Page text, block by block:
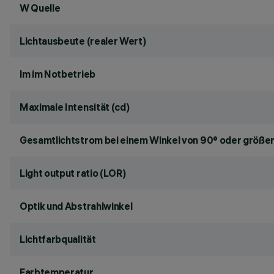
W Quelle
Lichtausbeute (realer Wert)
lm im Notbetrieb
Maximale Intensität (cd)
Gesamtlichtstrom bei einem Winkel von 90° oder
Light output ratio (LOR)
Optik und Abstrahlwinkel
Lichtfarbqualität